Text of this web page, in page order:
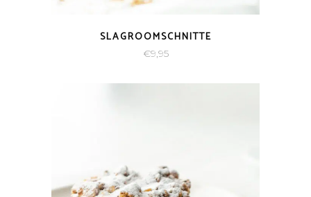
SLAGROOMSCHNITTE
€9,95